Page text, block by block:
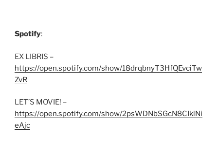
Spotify:
EX LIBRIS –
https://open.spotify.com/show/18drqbnyT3HfQEvciTw
ZvR
LET’S MOVIE! –
https://open.spotify.com/show/2psWDNbSGcN8CIklNi
eAjc